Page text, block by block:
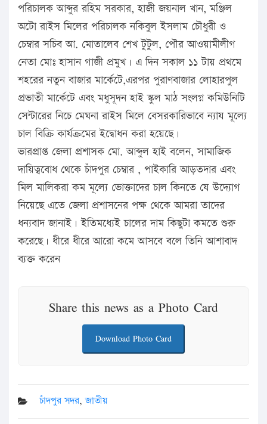
পরিচালক আব্দুর রহিম সরকার, হাজী জয়নাল খান, মঞ্জিল
অটো রাইস মিলের পরিচালক নকিবুল ইসলাম চৌধুরী ও
চেম্বার সচিব আ. মোতালেব শেখ টুটুল, পৌর আওয়ামীলীগ
নেতা মোঃ হাসান গাজী প্রমুখ। এ দিন সকাল ১১ টায় প্রথমে
শহরের নতুন বাজার মার্কেটে,এরপর পুরাণবাজার লোহারপুল
প্রভাতী মার্কেটে এবং মধুসূদন হাই স্কুল মাঠ সংলগ্ন কমিউনিটি
সেন্টারের নিচে মেঘনা রাইস মিলে বেসরকারিভাবে ন্যায মূল্যে
চাল বিক্রি কার্যক্রমের ইদ্বোধন করা হয়েছে।
ভারপ্রাপ্ত জেলা প্রশাসক মো. আব্দুল হাই বলেন, সামাজিক
দায়িত্ববোধ থেকে চাঁদপুর চেম্বার , পাইকারি আড়তদার এবং
মিল মালিকরা কম মূল্যে ভোক্তাদের চাল কিনতে যে উদ্যোগ
নিয়েছে এতে জেলা প্রশাসনের পক্ষ থেকে আমরা তাদের
ধন্যবাদ জানাই। ইতিমধ্যেই চালের দাম কিছুটা কমতে শুরু
করেছে। ধীরে ধীরে আরো কমে আসবে বলে তিনি আশাবাদ
ব্যক্ত করেন
Share this news as a Photo Card
Download Photo Card
চাঁদপুর সদর,জাতীয়